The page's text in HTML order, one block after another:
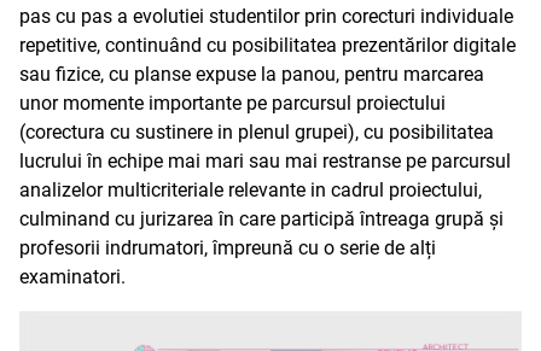
pas cu pas a evolutiei studentilor prin corecturi individuale
repetitive, continuând cu posibilitatea prezentărilor digitale
sau fizice, cu planse expuse la panou, pentru marcarea
unor momente importante pe parcursul proiectului
(corectura cu sustinere in plenul grupei), cu posibilitatea
lucrului în echipe mai mari sau mai restranse pe parcursul
analizelor multicriteriale relevante in cadrul proiectului,
culminand cu jurizarea în care participă întreaga grupă și
profesorii indrumatori, împreună cu o serie de alți
examinatori.